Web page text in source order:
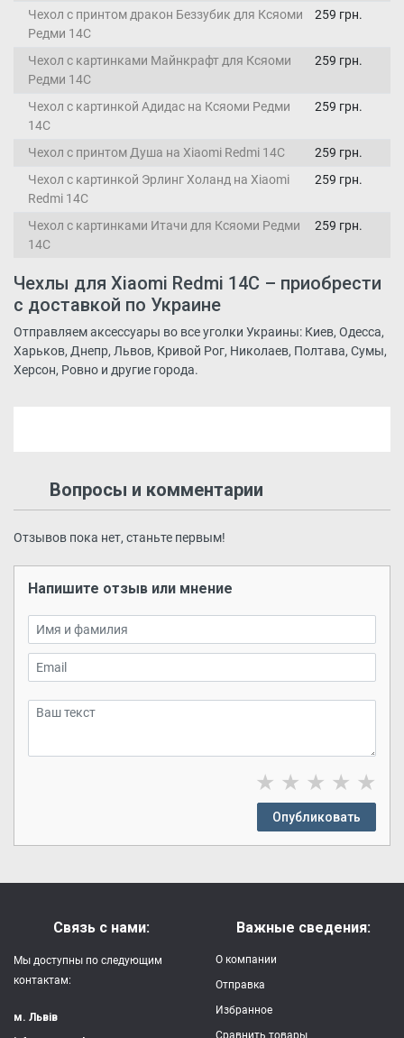
Чехол с принтом дракон Беззубик для Ксяоми
Редми 14С
259 грн.
Чехол с картинками Майнкрафт для Ксяоми
Редми 14С
259 грн.
Чехол с картинкой Адидас на Ксяоми Редми
14С
259 грн.
Чехол с принтом Душа на Xiaomi Redmi 14C
259 грн.
Чехол с картинкой Эрлинг Холанд на Xiaomi
Redmi 14C
259 грн.
Чехол с картинками Итачи для Ксяоми Редми
14С
259 грн.
Чехлы для Xiaomi Redmi 14C – приобрести
с доставкой по Украине
Отправляем аксессуары во все уголки Украины: Киев, Одесса,
Харьков, Днепр, Львов, Кривой Рог, Николаев, Полтава, Сумы,
Херсон, Ровно и другие города.
Вопросы и комментарии
Отзывов пока нет, станьте первым!
Напишите отзыв или мнение
★ ★ ★ ★ ★
Опубликовать
Связь с нами:
Мы доступны по следующим
контактам:
м. Львів
Важные сведения:
О компании
Отправка
Избранное
Сравнить товары